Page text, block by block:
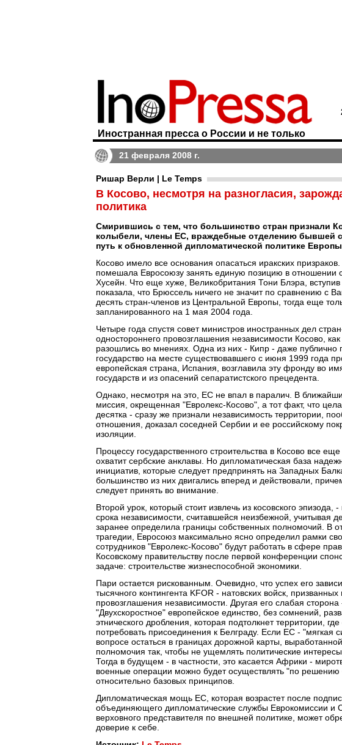
Иностранная пресса о России и не только
21 февраля 2008 г.
Ришар Верли | Le Temps
В Косово, несмотря на разногласия,
политика
Смирившись с тем, что большинство стран признали
колыбели, члены ЕС, враждебные отделению бывшей
путь к обновленной дипломатической политике Европы
Косово имело все основания опасаться иракских
помешала Евросоюзу занять единую позицию в отношении
Хусейн. Что еще хуже, Великобритания Тони Блэра,
показала, что Брюссель ничего не значит по сравнению с
десять стран-членов из Центральной Европы, тогда еще
запланированного на 1 мая 2004 года.
Четыре года спустя совет министров иностранных дел
одностороннего провозглашения независимости Косово,
разошлись во мнениях. Одна из них - Кипр - даже публично
государство на месте существовавшего с июня 1999 года
европейская страна, Испания, возглавила эту фронду во
государств и из опасений сепаратистского прецедента.
Однако, несмотря на это, ЕС не впал в паралич. В
миссия, окрещенная "Евролекс-Косово", а тот факт, что
десятка - сразу же признали независимость территории,
отношения, доказал соседней Сербии и ее российскому
изоляции.
Процессу государственного строительства в Косово все
охватит сербские анклавы. Но дипломатическая база
инициатив, которые следует предпринять на Западных
большинство из них двигались вперед и действовали,
следует принять во внимание.
Второй урок, который стоит извлечь из косовского
срока независимости, считавшейся неизбежной, учитывая
заранее определила границы собственных полномочий. В
трагедии, Евросоюз максимально ясно определил рамки
сотрудников "Евролекс-Косово" будут работать в сфере
Косовскому правительству после первой конференции
задаче: строительстве жизнеспособной экономики.
Пари остается рискованным. Очевидно, что успех его
тысячного контингента KFOR - натовских войск,
провозглашения независимости. Другая его слабая сторона
"Двухскоростное" европейское единство, без сомнений,
этнического дробления, которая подтолкнет территории,
потребовать присоединения к Белграду. Если ЕС - "мягкая
вопросе остаться в границах дорожной карты,
полномочия так, чтобы не ущемлять политические
Тогда в будущем - в частности, это касается Африки -
военные операции можно будет осуществлять "по решению
относительно базовых принципов.
Дипломатическая мощь ЕС, которая возрастет после
объединяющего дипломатические службы Еврокомиссии и
верховного представителя по внешней политике, может
доверие к себе.